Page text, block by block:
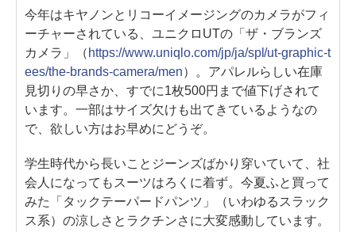
今年はキヤノンとリコーイメージングのカメラがフィ
ーチャーされている、ユニクロUTの「ザ・ブランズ
カメラ」（ https://www.uniqlo.com/jp/ja/spl/ut-graphic-t
ees/the-brands-camera/men）。アパレルらしい在庫
見切りの早さか、すでに1枚500円まで値下げされて
います。一部はサイズ欠けも出てきているようなの
で、欲しい方はお早めにどうぞ。
学生時代から長いことジーンズばかり穿いていて、社
会人になってもスーツはろくに着ず。今夏ふと買って
みた「タックテーパードパンツ」（いわゆるスラック
ス系）の涼しさとラクチンさに大変感動しています。